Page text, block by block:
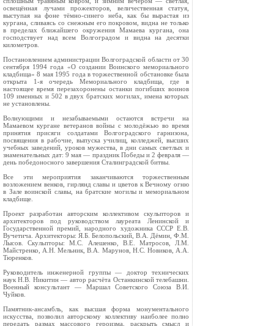
освещённая лучами прожекторов, величественная статуя,
выступая на фоне тёмно-синего неба, как бы вырастая из
кургана, сливаясь со снежным его покровом, видна не только
в пределах ближайшего окружения Мамаева кургана, она
господствует над всем Волгоградом и видна на десятки
километров.
Постановлением администрации Волгоградской области от 30
сентября 1994 года «О создании Воинского мемориального
кладбища» 8 мая 1995 года в торжественной обстановке была
открыта 1-я очередь Мемориального кладбища, где в
настоящее время перезахоронены останки погибших воинов
109 именных и 502 в двух братских могилах, имена которых
не установлены.
Волнующими и незабываемыми остаются встречи на
Мамаевом кургане ветеранов войны с молодёжью во время
принятия присяги солдатами Волгоградского гарнизона,
посвящения в рабочие, выпуска училищ, колледжей, высших
учебных заведений, уроков мужества, в дни самых светлых и
знаменательных дат: 9 мая — праздник Победы и 2 февраля —
день победоносного завершения Сталинградской битвы.
Все эти мероприятия заканчиваются торжественным
возложением венков, гирлянд славы и цветов к Вечному огню
в Зале воинской славы, на братские могилы и мемориальном
кладбище.
Проект разработан авторским коллективом скульпторов и
архитекторов под руководством лауреата Ленинской и
Государственной премий, народного художника СССР Е.В.
Вучетича. Архитекторы: Я.Б. Белопольский, В.А. Дёмин, Ф.М.
Лысов. Скульпторы: М.С. Алешенко, В.Е. Матросов, Л.М.
Майстренко, А.Н. Мельник, В.А. Марунов, Н.С. Новиков, А.А.
Тюренков.
Руководитель инженерной группы — доктор технических
наук Н.В. Никитин — автор расчёта Останкинской телебашни.
Военный консультант — Маршал Советского Союза В.И.
Чуйков.
Памятник-ансамбль, как высшая форма монументального
искусства, позволил авторскому коллективу наиболее полно
передать размах массового героизма, раскрыть смысл и